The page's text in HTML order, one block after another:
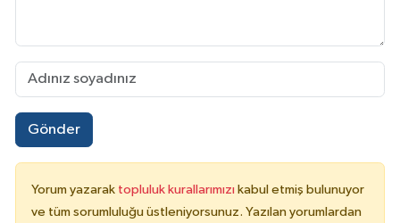
Gönder
Yorum yazarak topluluk kurallarımızı kabul etmiş bulunuyor
ve tüm sorumluluğu üstleniyorsunuz. Yazılan yorumlardan